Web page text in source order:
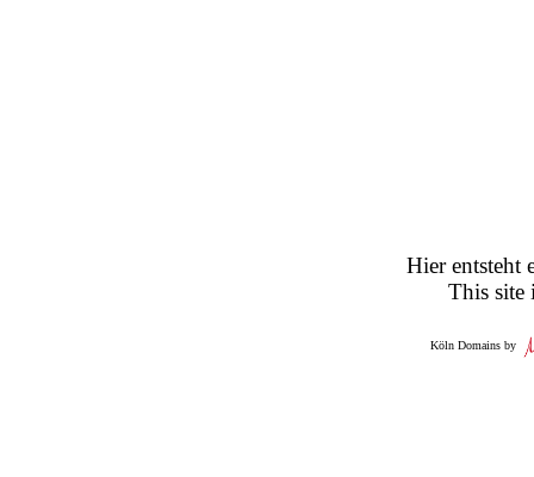
Hier entsteht
This site
Köln Domains by